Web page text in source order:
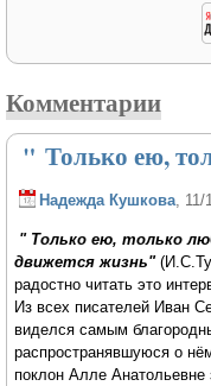
Комментарии
" Только ею,
Надежда Кушкова, 11/
" Только ею, только
движется жизнь"
радостно читать это
Из всех писателей Иван
виделся самым
распространявшуюся о
поклон Алле